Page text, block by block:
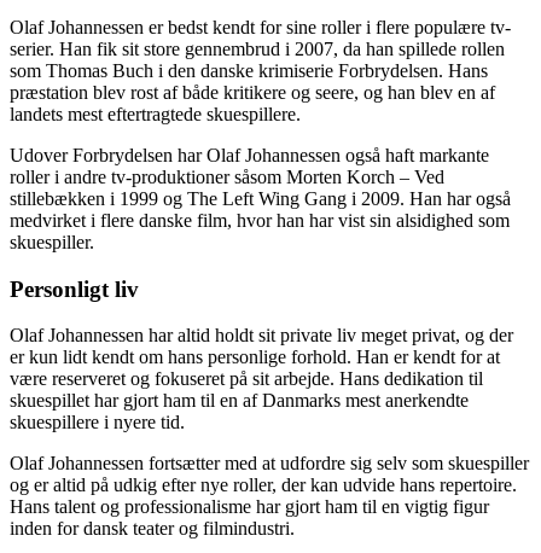
Olaf Johannessen er bedst kendt for sine roller i flere populære tv-
serier. Han fik sit store gennembrud i 2007, da han spillede rollen
som Thomas Buch i den danske krimiserie Forbrydelsen. Hans
præstation blev rost af både kritikere og seere, og han blev en af
landets mest eftertragtede skuespillere.
Udover Forbrydelsen har Olaf Johannessen også haft markante
roller i andre tv-produktioner såsom Morten Korch – Ved
stillebækken i 1999 og The Left Wing Gang i 2009. Han har også
medvirket i flere danske film, hvor han har vist sin alsidighed som
skuespiller.
Personligt liv
Olaf Johannessen har altid holdt sit private liv meget privat, og der
er kun lidt kendt om hans personlige forhold. Han er kendt for at
være reserveret og fokuseret på sit arbejde. Hans dedikation til
skuespillet har gjort ham til en af Danmarks mest anerkendte
skuespillere i nyere tid.
Olaf Johannessen fortsætter med at udfordre sig selv som skuespiller
og er altid på udkig efter nye roller, der kan udvide hans repertoire.
Hans talent og professionalisme har gjort ham til en vigtig figur
inden for dansk teater og filmindustri.